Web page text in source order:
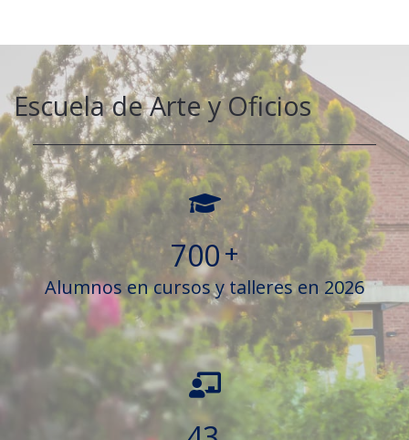
Escuela de Arte y Oficios
700+
Alumnos en cursos y talleres en 2026